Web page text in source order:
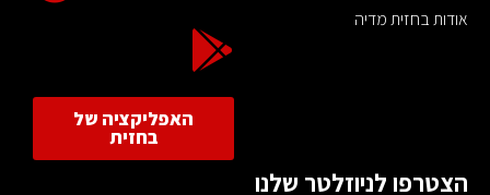
אודות בחזית מדיה
האפליקציה של
בחזית
הצטרפו לניוזלטר שלנו